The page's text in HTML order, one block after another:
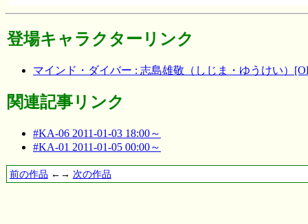
登場キャラクターリンク
マインド・ダイバー : 志島雄敬（しじま・ゆうけい）
関連記事リンク
#KA-06 2011-01-03 18:00～
#KA-01 2011-01-05 00:00～
前の作品 ←→ 次の作品